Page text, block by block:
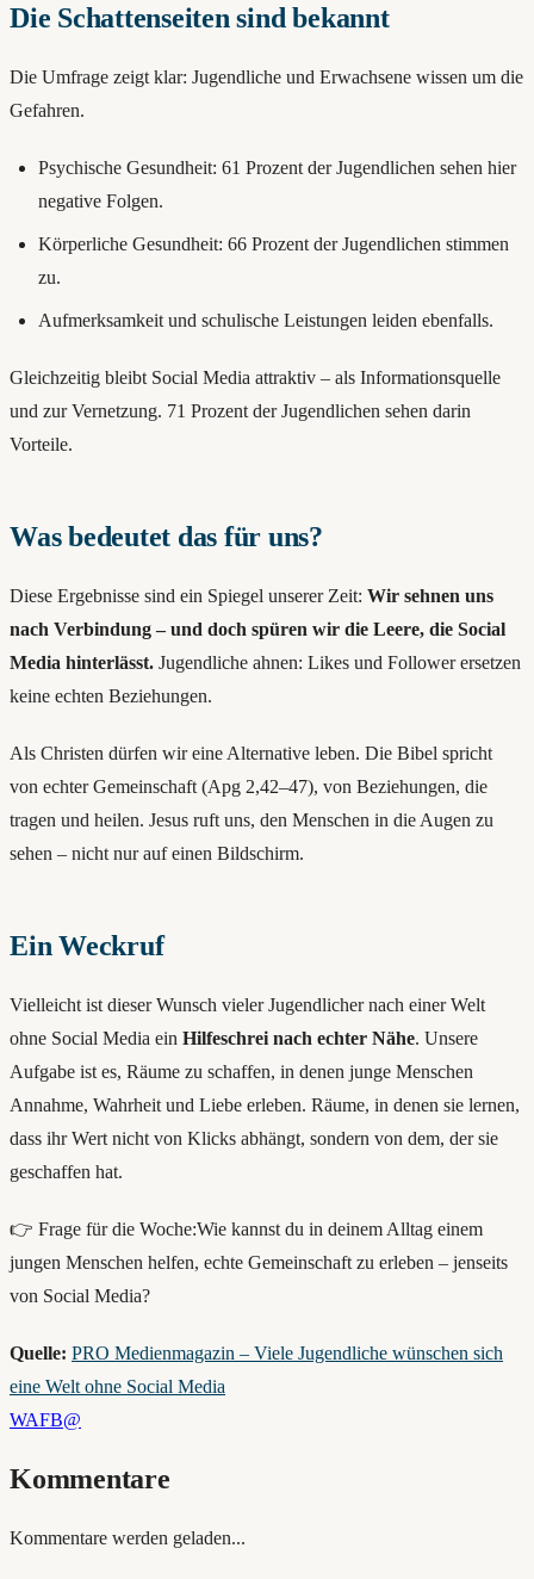
Die Schattenseiten sind bekannt
Die Umfrage zeigt klar: Jugendliche und Erwachsene wissen um die
Gefahren.
Psychische Gesundheit: 61 Prozent der Jugendlichen sehen hier
negative Folgen.
Körperliche Gesundheit: 66 Prozent der Jugendlichen stimmen
zu.
Aufmerksamkeit und schulische Leistungen leiden ebenfalls.
Gleichzeitig bleibt Social Media attraktiv – als Informationsquelle
und zur Vernetzung. 71 Prozent der Jugendlichen sehen darin
Vorteile.
Was bedeutet das für uns?
Diese Ergebnisse sind ein Spiegel unserer Zeit: Wir sehnen uns
nach Verbindung – und doch spüren wir die Leere, die Social
Media hinterlässt. Jugendliche ahnen: Likes und Follower ersetzen
keine echten Beziehungen.
Als Christen dürfen wir eine Alternative leben. Die Bibel spricht
von echter Gemeinschaft (Apg 2,42–47), von Beziehungen, die
tragen und heilen. Jesus ruft uns, den Menschen in die Augen zu
sehen – nicht nur auf einen Bildschirm.
Ein Weckruf
Vielleicht ist dieser Wunsch vieler Jugendlicher nach einer Welt
ohne Social Media ein Hilfeschrei nach echter Nähe. Unsere
Aufgabe ist es, Räume zu schaffen, in denen junge Menschen
Annahme, Wahrheit und Liebe erleben. Räume, in denen sie lernen,
dass ihr Wert nicht von Klicks abhängt, sondern von dem, der sie
geschaffen hat.
👉 Frage für die Woche:Wie kannst du in deinem Alltag einem
jungen Menschen helfen, echte Gemeinschaft zu erleben – jenseits
von Social Media?
Quelle: PRO Medienmagazin – Viele Jugendliche wünschen sich
eine Welt ohne Social Media
WAFB@
Kommentare
Kommentare werden geladen...